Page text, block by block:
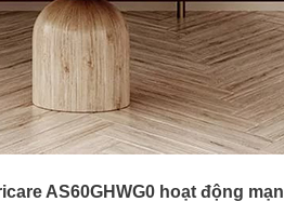
AS60GHWG0 hoạt động